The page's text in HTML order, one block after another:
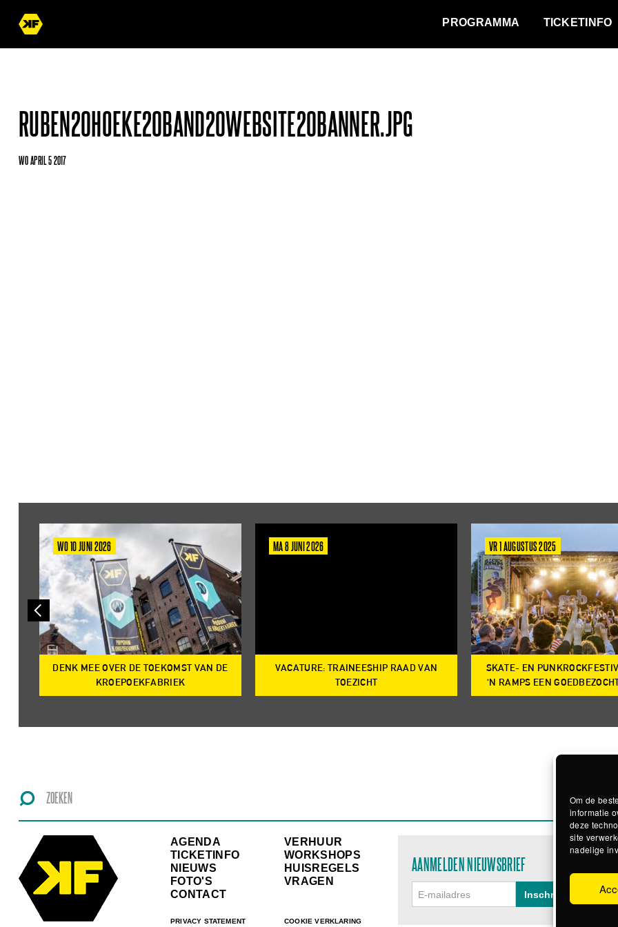
Om de
informatie
deze
site
nadelige
PROGRAMMA TICKETINFO
RUBEN20HOEKE20BAND20WEBSITE20BANNER.JPG
WO APRIL 5 2017
WO 10 JUNI 2026
DENK MEE OVER DE TOEKOMST VAN DE
KROEPOEKFABRIEK
MA 8 JUNI 2026
VACATURE: TRAINEESHIP RAAD VAN
TOEZICHT
VR 1 AUGUSTUS 2025
SKATE- EN
‘N RAMPS EEN
AGENDA
TICKETINFO
NIEUWS
FOTO'S
CONTACT
PRIVACY STATEMENT
VERHUUR
WORKSHOPS
HUISREGELS
VRAGEN
COOKIE VERKLARING
AANMELDEN NIEUWSBRIEF